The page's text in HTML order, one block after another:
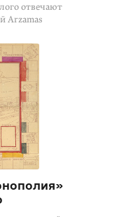
отвечают
Arzamas